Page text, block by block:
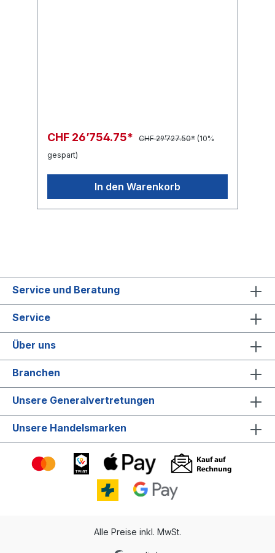
CHF 26’754.75* CHF 29’727.50* (10%
gespart)
In den Warenkorb
Service und Beratung
Service
Über uns
Branchen
Unsere Generalvertretungen
Unsere Handelsmarken
Alle Preise inkl. MwSt.